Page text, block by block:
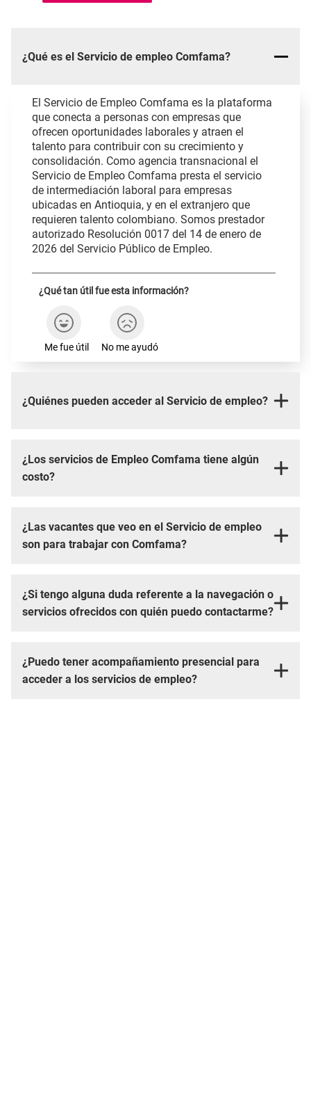
¿Qué es el Servicio de empleo Comfama?
El Servicio de Empleo Comfama es la plataforma
que conecta a personas con empresas que
ofrecen oportunidades laborales y atraen el
talento para contribuir con su crecimiento y
consolidación. Como agencia transnacional el
Servicio de Empleo Comfama presta el servicio
de intermediación laboral para empresas
ubicadas en Antioquia, y en el extranjero que
requieren talento colombiano. Somos prestador
autorizado Resolución 0017 del 14 de enero de
2026 del Servicio Público de Empleo.
¿Qué tan útil fue esta información?
Me fue útil No me ayudó
¿Quiénes pueden acceder al Servicio de empleo?
¿Los servicios de Empleo Comfama tiene algún
costo?
¿Las vacantes que veo en el Servicio de empleo
son para trabajar con Comfama?
¿Si tengo alguna duda referente a la navegación o
servicios ofrecidos con quién puedo contactarme?
¿Puedo tener acompañamiento presencial para
acceder a los servicios de empleo?